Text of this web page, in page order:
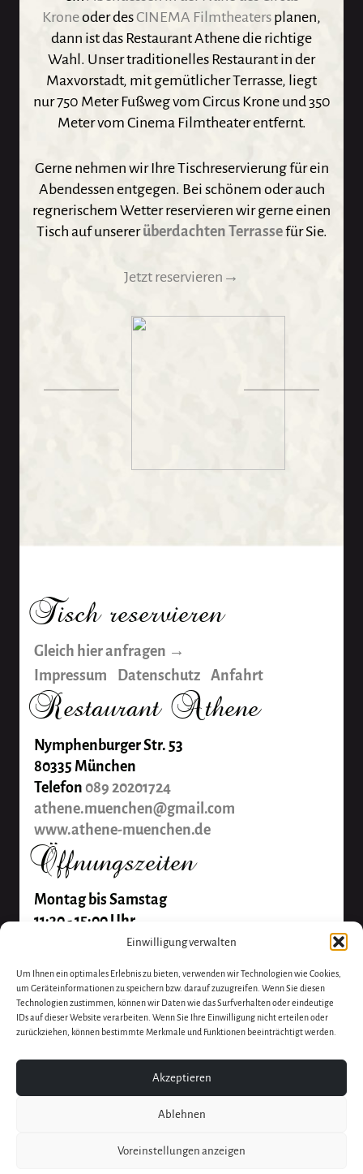
Einwilligung verwalten
Um Ihnen ein optimales Erlebnis zu bieten, verwenden wir Technologien wie Cookies,
um Geräteinformationen zu speichern bzw. darauf zuzugreifen. Wenn Sie diesen
Technologien zustimmen, können wir Daten wie das Surfverhalten oder eindeutige
IDs auf dieser Website verarbeiten. Wenn Sie Ihre Einwilligung nicht erteilen oder
zurückziehen, können bestimmte Merkmale und Funktionen beeinträchtigt werden.
Akzeptieren
Ablehnen
Voreinstellungen anzeigen
Kroneoder desCINEMA Filmtheaters planen,
dann ist das Restaurant Athene die richtige
Wahl. Unser traditionelles Restaurant in der
Maxvorstadt, mit gemütlicher Terrasse, liegt
nur 750 Meter Fußweg vom Circus Krone und 350
Meter vom Cinema Filmtheater entfernt.
Gerne nehmen wir Ihre Tischreservierung für ein
Abendessen entgegen. Bei schönem oder auch
regnerischem Wetter reservieren wir gerne einen
Tisch auf unsererüberdachten Terrassefür Sie.
Jetzt reservieren→
Tisch reservieren
Gleich hier anfragen →
Impressum
Datenschutz Anfahrt
Restaurant Athene
Nymphenburger Str. 53
80335 München
Telefon 089 20201724
athene.muenchen@gmail.com
www.athene-muenchen.de
Öffnungszeiten
Montag bis Samstag
11:30 - 15:00 Uhr
17:30 - 23:00 Uhr